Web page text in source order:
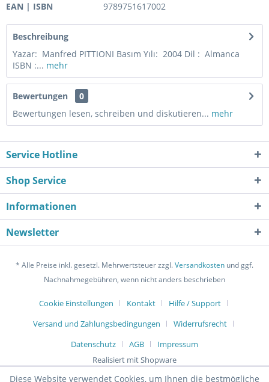
EAN | ISBN
9789751617002
Beschreibung
Yazar: Manfred PITTIONI Basım Yılı: 2004 Dil : Almanca
ISBN :... mehr
Bewertungen
0
Bewertungen lesen, schreiben und diskutieren... mehr
Service Hotline
Shop Service
Informationen
Newsletter
* Alle Preise inkl. gesetzl. Mehrwertsteuer zzgl.Versandkosten und ggf.
Nachnahmegebühren, wenn nicht anders beschrieben
Cookie Einstellungen Kontakt
Hilfe / Support
Versand und Zahlungsbedingungen
Widerrufsrecht
Datenschutz
AGB
Impressum
Realisiert mit Shopware
Diese Website verwendet Cookies, um Ihnen die bestmögliche